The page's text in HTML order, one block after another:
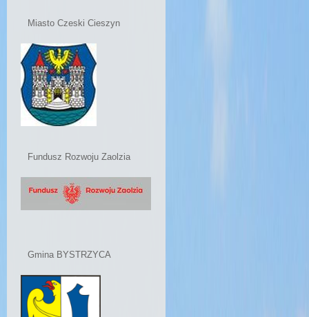
Miasto Czeski Cieszyn
Fundusz Rozwoju Zaolzia
Gmina BYSTRZYCA